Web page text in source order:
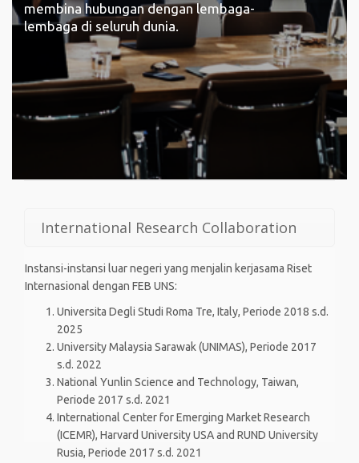
membina hubungan dengan lembaga-
lembaga di seluruh dunia.
International Research Collaboration
Instansi-instansi luar negeri yang menjalin kerjasama Riset
Internasional dengan FEB UNS:
Universita Degli Studi Roma Tre, Italy, Periode 2018 s.d.
2025
University Malaysia Sarawak (UNIMAS), Periode 2017
s.d. 2022
National Yunlin Science and Technology, Taiwan,
Periode 2017 s.d. 2021
International Center for Emerging Market Research
(ICEMR), Harvard University USA and RUND University
Rusia, Periode 2017 s.d. 2021